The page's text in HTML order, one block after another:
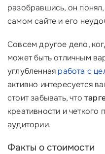
разобравшись, он
самом сайте и его
Совсем другое дело,
может быть отличным
углубленная работа с
активно интересуется
стоит забывать, что
креативности и
аудитории.
Факты о стоимости